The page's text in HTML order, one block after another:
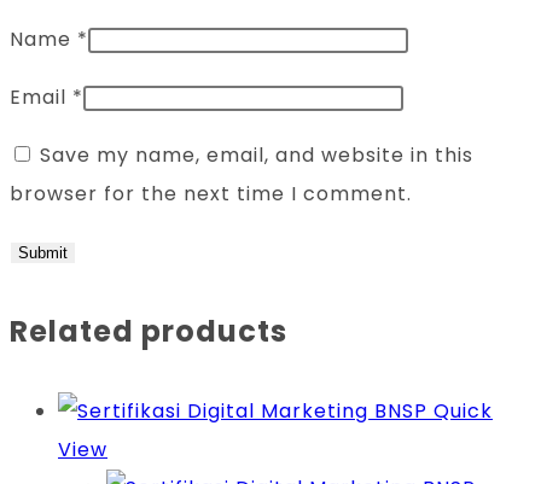
Name *
Email *
Save my name, email, and website in this
browser for the next time I comment.
Related products
Quick
View